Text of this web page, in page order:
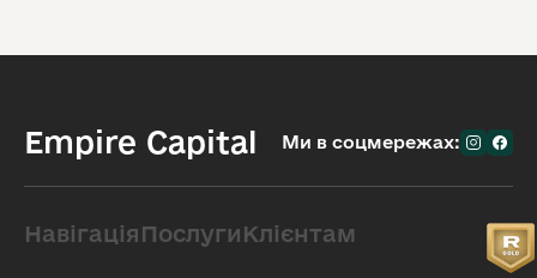
Empire Capital Ми в соцмережах:
НавігаціяПослугиКлієнтам